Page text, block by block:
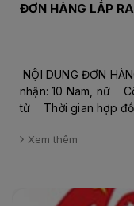
ĐƠN HÀNG LẮP
NỘI DUNG ĐƠN
nhận: 10 Nam, nữ
tử Thời gian hợp
Xem thêm